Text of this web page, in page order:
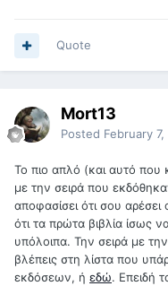
Quote
Mort13
Posted February
Το πιο απλό (και αυτό που
με την σειρά που
αποφασίσει ότι σου
ότι τα πρώτα βιβλία ίσως
υπόλοιπα. Την σειρά με
βλέπεις στη λίστα που
εκδόσεων, ή εδώ. Επειδή